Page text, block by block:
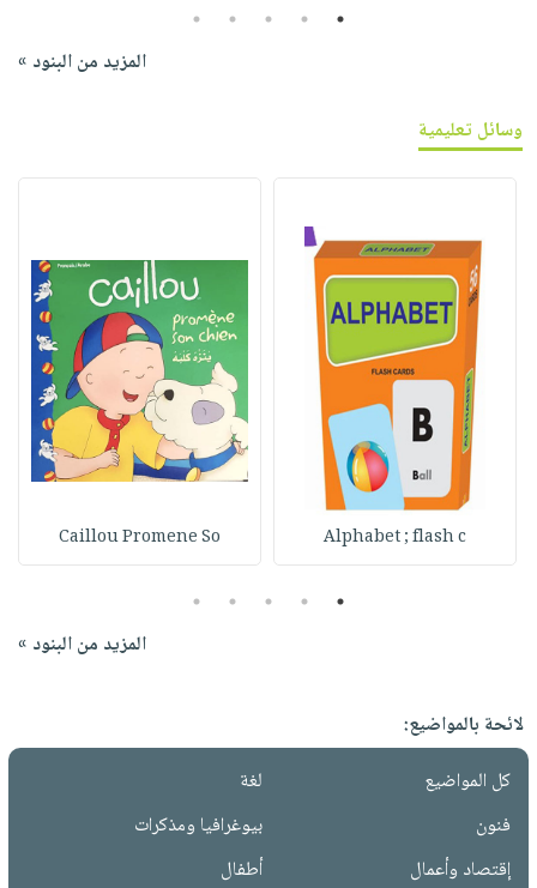
1
2
3
4
5
المزيد من البنود »
وسائل تعليمية
Alphabet ; flash c
Caillou Promene So
1
2
3
4
5
المزيد من البنود »
لائحة بالمواضيع:
كل المواضيع
لغة
فنون
بيوغرافيا ومذكرات
إقتصاد وأعمال
أطفال